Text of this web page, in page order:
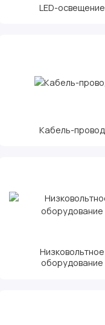
LED-освещение
Кабель-провод
Низковольтное
оборудование